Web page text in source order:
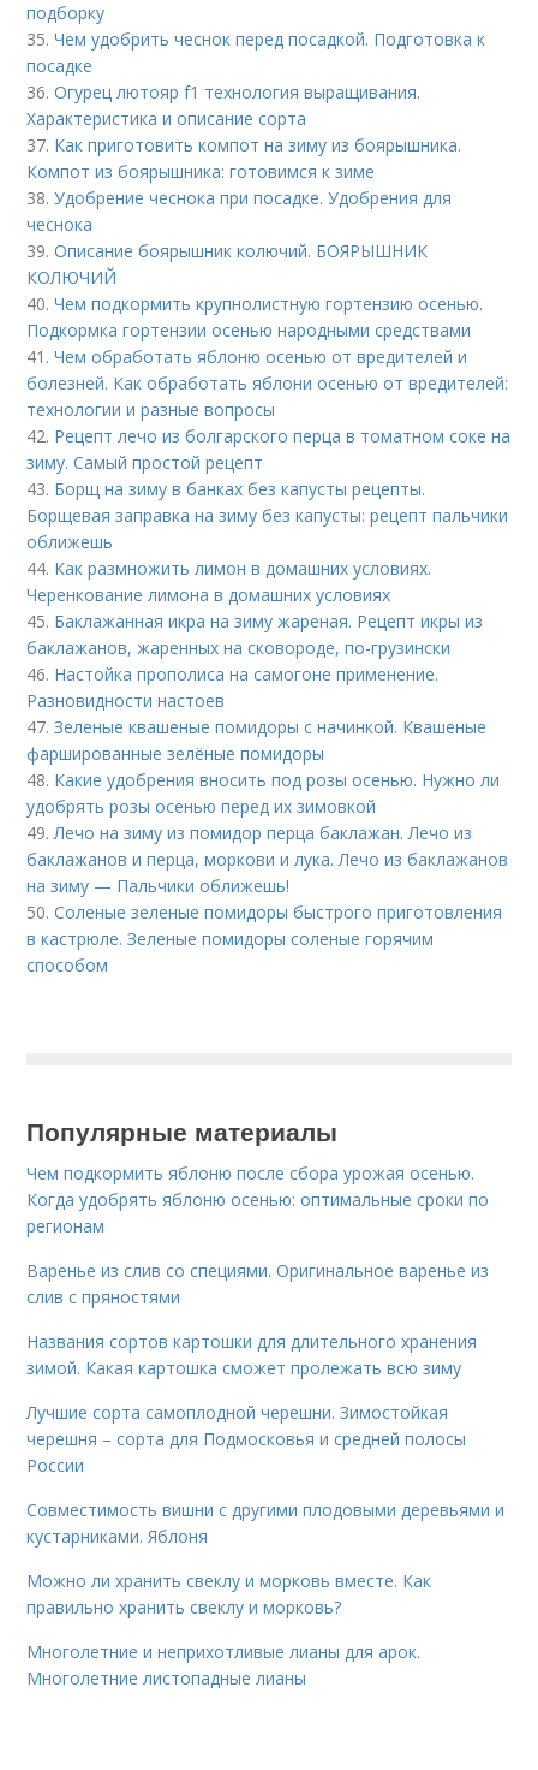
подборку
35.Чем удобрить чеснок перед посадкой. Подготовка к
посадке
36.Огурец лютояр f1 технология выращивания.
Характеристика и описание сорта
37. Как приготовить компот на зиму из боярышника.
Компот из боярышника: готовимся к зиме
38.Удобрение чеснока при посадке. Удобрения для
чеснока
39.Описание боярышник колючий. БОЯРЫШНИК
КОЛЮЧИЙ
40.Чем подкормить крупнолистную гортензию осенью.
Подкормка гортензии осенью народными средствами
41.Чем обработать яблоню осенью от вредителей и
болезней. Как обработать яблони осенью от вредителей:
технологии и разные вопросы
42. Рецепт лечо из болгарского перца в томатном соке на
зиму. Самый простой рецепт
43. Борщ на зиму в банках без капусты рецепты.
Борщевая заправка на зиму без капусты: рецепт пальчики
оближешь
44. Как размножить лимон в домашних условиях.
Черенкование лимона в домашних условиях
45. Баклажанная икра на зиму жареная. Рецепт икры из
баклажанов, жаренных на сковороде, по-грузински
46. Настойка прополиса на самогоне применение.
Разновидности настоев
47.Зеленые квашеные помидоры с начинкой. Квашеные
фаршированные зелёные помидоры
48. Какие удобрения вносить под розы осенью. Нужно ли
удобрять розы осенью перед их зимовкой
49.Лечо на зиму из помидор перца баклажан. Лечо из
баклажанов и перца, моркови и лука. Лечо из баклажанов
на зиму — Пальчики оближешь!
50.Соленые зеленые помидоры быстрого приготовления
в кастрюле. Зеленые помидоры соленые горячим
способом
Популярные материалы
Чем подкормить яблоню после сбора урожая осенью.
Когда удобрять яблоню осенью: оптимальные сроки по
регионам
Варенье из слив со специями. Оригинальное варенье из
слив с пряностями
Названия сортов картошки для длительного хранения
зимой. Какая картошка сможет пролежать всю зиму
Лучшие сорта самоплодной черешни. Зимостойкая
черешня – сорта для Подмосковья и средней полосы
России
Совместимость вишни с другими плодовыми деревьями и
кустарниками. Яблоня
Можно ли хранить свеклу и морковь вместе. Как
правильно хранить свеклу и морковь?
Многолетние и неприхотливые лианы для арок.
Многолетние листопадные лианы